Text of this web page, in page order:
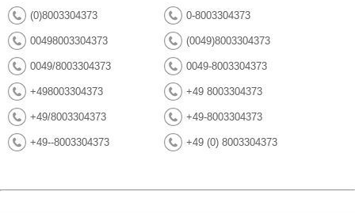
(0)8003304373 0-8003304373
00498003304373 (0049)8003304373
0049/8003304373 0049-8003304373
+498003304373 +49 8003304373
+49/8003304373 +49-8003304373
+49--8003304373 +49 (0) 8003304373